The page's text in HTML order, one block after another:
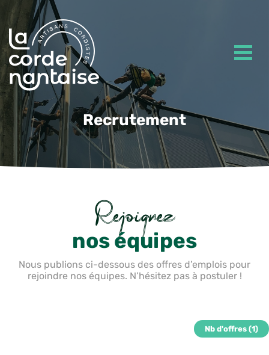
Recrutement
Rejoignez
nos équipes
Nous publions ci-dessous des offres d’emplois pour
rejoindre nos équipes. N’hésitez pas à postuler !
Nb d'offres (1)